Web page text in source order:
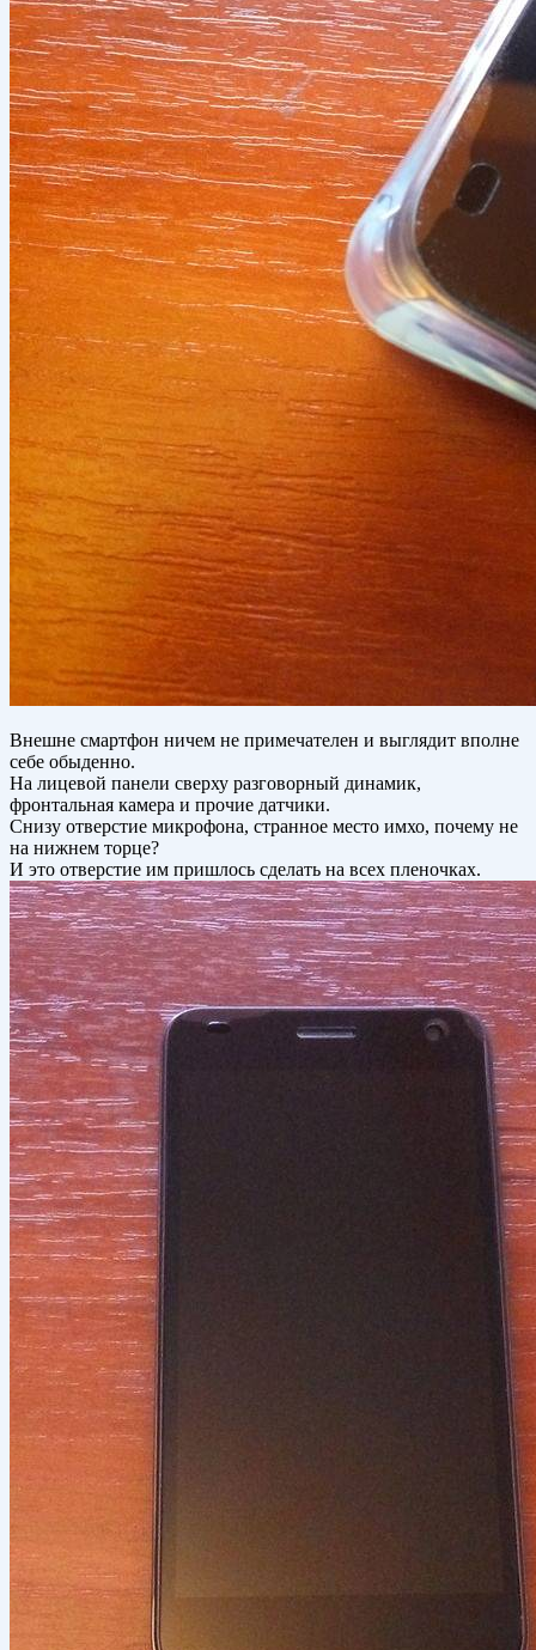
Внешне смартфон ничем не примечателен и выглядит вполне
себе обыденно.
На лицевой панели сверху разговорный динамик,
фронтальная камера и прочие датчики.
Снизу отверстие микрофона, странное место имхо, почему не
на нижнем торце?
И это отверстие им пришлось сделать на всех пленочках.